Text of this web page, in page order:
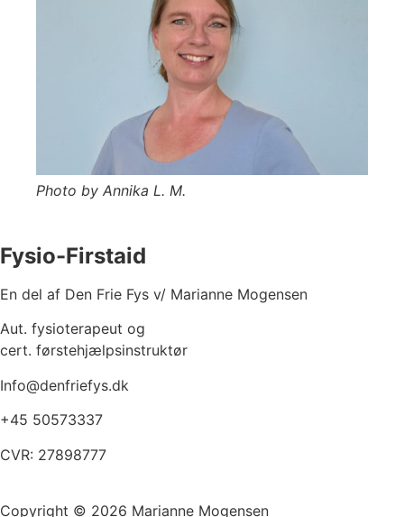
Photo by Annika L. M.
Fysio-Firstaid
En del af Den Frie Fys v/ Marianne Mogensen
Aut. fysioterapeut og
cert. førstehjælpsinstruktør
Info@denfriefys.dk
+45 50573337
CVR: 27898777
Copyright © 2026 Marianne Mogensen